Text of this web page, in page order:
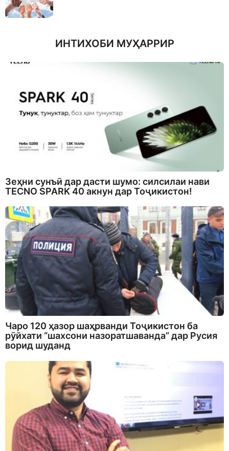
ИНТИХОБИ МУҲАРРИР
Зеҳни сунъӣ дар дасти шумо: силсилаи нави
TECNO SPARK 40 акнун дар Тоҷикистон!
Чаро 120 ҳазор шаҳрванди Тоҷикистон ба
рӯйхати “шахсони назоратшаванда” дар Русия
ворид шуданд